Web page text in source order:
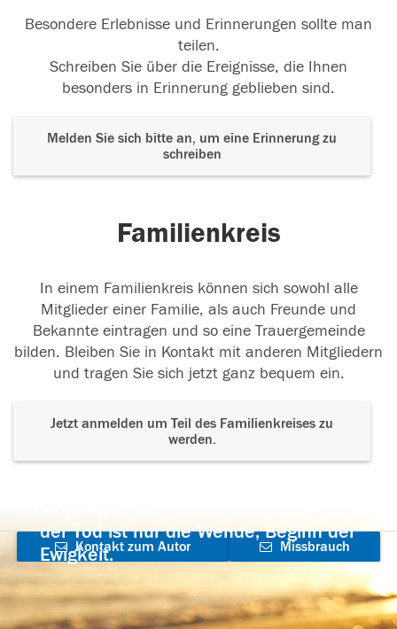
Besondere Erlebnisse und Erinnerungen sollte man
teilen.
Schreiben Sie über die Ereignisse, die Ihnen
besonders in Erinnerung geblieben sind.
Melden Sie sich bitte an, um eine Erinnerung zu
schreiben
Familienkreis
In einem Familienkreis können sich sowohl alle
Mitglieder einer Familie, als auch Freunde und
Bekannte eintragen und so eine Trauergemeinde
bilden. Bleiben Sie in Kontakt mit anderen Mitgliedern
und tragen Sie sich jetzt ganz bequem ein.
Jetzt anmelden um Teil des Familienkreises zu
werden.
der Tod ist nur die Wende, Beginn der
Ewigkeit.
Kontakt zum Autor
aufnehmen
Missbrauch